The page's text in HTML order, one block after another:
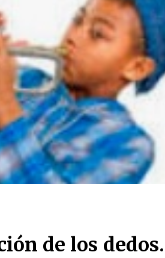
de los dedos.